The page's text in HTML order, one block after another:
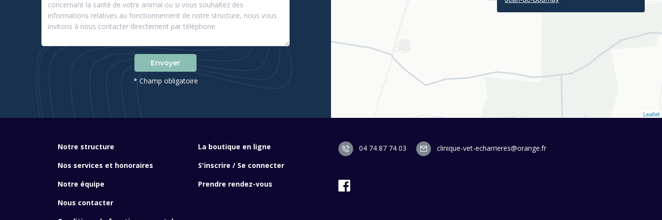
Leaflet
Envoyer
* Champ obligatoire
Notre structure
Nos services et honoraires
Notre équipe
Nous contacter
La boutique en ligne
S'inscrire / Se connecter
Prendre rendez-vous
04 74 87 74 03 clinique-vet-echarrieres@orange.fr